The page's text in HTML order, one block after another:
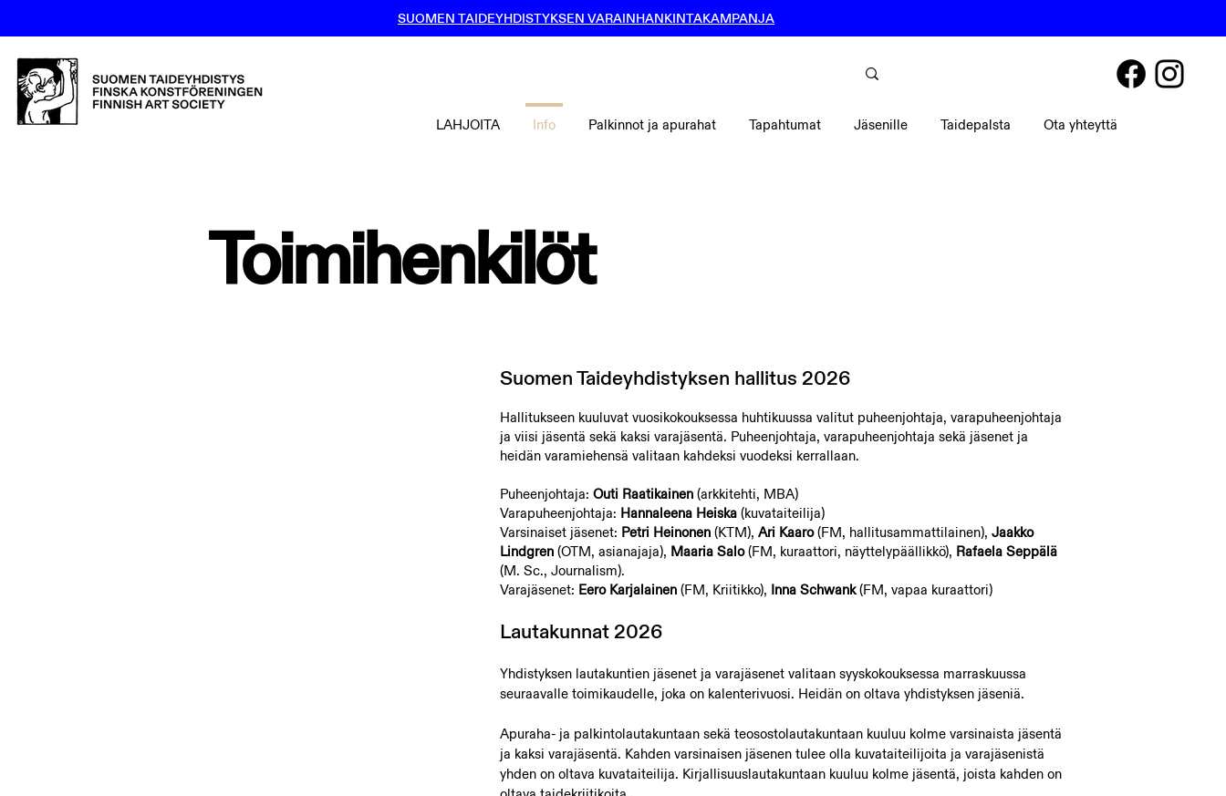
SUOMEN TAIDEYHDISTYKSEN VARAINHANKINTAKAMPANJA
LAHJOITA Info Palkinnot ja apurahat Tapahtumat Jäsenille Taidepalsta Ota yhteyttä
Toimihenkilöt
Suomen Taideyhdistyksen hallitus 2026
Hallitukseen kuuluvat vuosikokouksessa huhtikuussa valitut puheenjohtaja, varapuheenjohtaja
ja viisi jäsentä sekä kaksi varajäsentä. Puheenjohtaja, varapuheenjohtaja sekä jäsenet ja
heidän varamiehensä valitaan kahdeksi vuodeksi kerrallaan.
Puheenjohtaja: Outi Raatikainen(arkkitehti, MBA)
Varapuheenjohtaja: Hannaleena Heiska(kuvataiteilija)
Varsinaiset jäsenet: Petri Heinonen(KTM), Ari Kaaro(FM, hallitusammattilainen), Jaakko
Lindgren(OTM, asianajaja), Maaria Salo(FM, kuraattori, näyttelypäällikkö), Rafaela Seppälä
(M. Sc., Journalism).
Varajäsenet: Eero Karjalainen (FM, Kriitikko), Inna Schwank(FM, vapaa kuraattori)
Lautakunnat 2026
Yhdistyksen lautakuntien jäsenet ja varajäsenet valitaan syyskokouksessa marraskuussa
seuraavalle toimikaudelle, joka on kalenterivuosi. Heidän on oltava yhdistyksen jäseniä.
Apuraha- ja palkintolautakuntaan sekä teosostolautakuntaan kuuluu kolme varsinaista jäsentä
ja kaksi varajäsentä. Kahden varsinaisen jäsenen tulee olla kuvataiteilijoita ja varajäsenistä
yhden on oltava kuvataiteilija. Kirjallisuuslautakuntaan kuuluu kolme jäsentä, joista kahden on